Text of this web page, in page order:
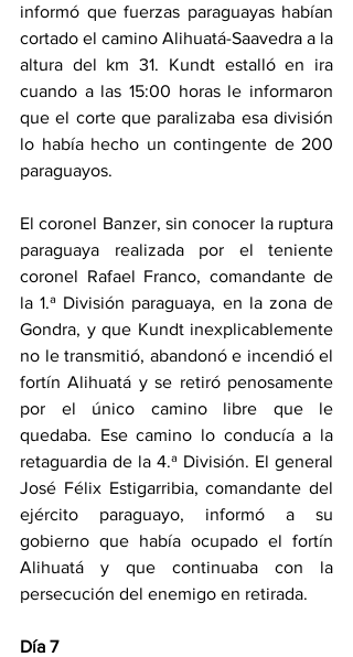
informó que fuerzas paraguayas habían
cortado el camino Alihuatá-Saavedra a la
altura del km 31. Kundt estalló en ira
cuando a las 15:00 horas le informaron
que el corte que paralizaba esa división
lo había hecho un contingente de 200
paraguayos.
El coronel Banzer, sin conocer la ruptura
paraguaya realizada por el teniente
coronel Rafael Franco, comandante de
la 1.ª División paraguaya, en la zona de
Gondra, y que Kundt inexplicablemente
no le transmitió, abandonó e incendió el
fortín Alihuatá y se retiró penosamente
por el único camino libre que le
quedaba. Ese camino lo conducía a la
retaguardia de la 4.ª División. El general
José Félix Estigarribia, comandante del
ejército paraguayo, informó a su
gobierno que había ocupado el fortín
Alihuatá y que continuaba con la
persecución del enemigo en retirada.
Día 7